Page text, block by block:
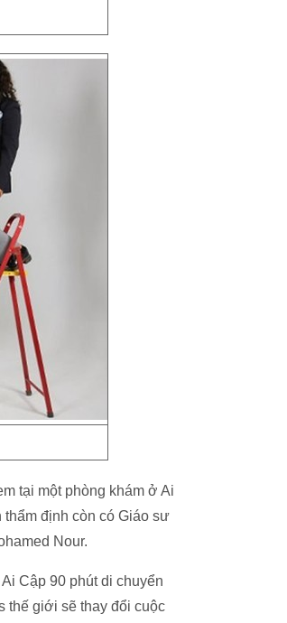
tại một phòng khám ở Ai
thẩm định còn có Giáo sư
Nour.
Cập 90 phút di chuyển
thế giới sẽ thay đổi cuộc